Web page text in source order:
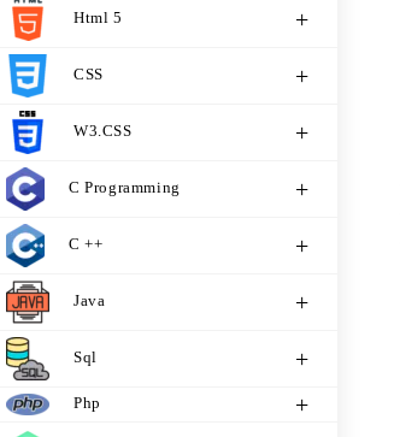
Html 5
CSS
W3.CSS
C Programming
C ++
Java
Sql
Php